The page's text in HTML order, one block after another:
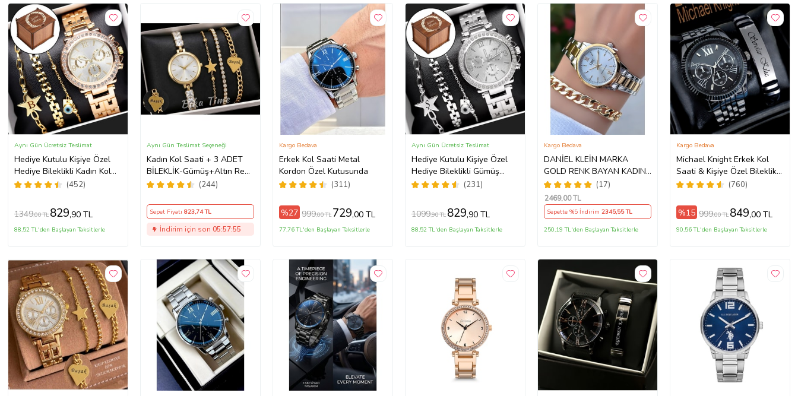
Hediye Kutulu Kişiye Özel
Hediye Bileklikli Kadın Kol
Saati Özel Kutusunda (Gold)
(452)
Aynı Gün Ücretsiz Teslimat
1349,00 TL 829,90 TL
88,52 TL'den Başlayan Taksitlerle
Kadın Kol Saati + 3 ADET
BİLEKLİK-Gümüş+Altın Renk
Seçeneği ayarlanabilir
BİLEKLİK HEDİYE Altın Renk
- Kız Arkadaşa hediye (Altın)
(244)
Aynı Gün Teslimat Seçeneği
Sepet Fiyatı 823,74 TL
İndirim için son 05:57:54
Erkek Kol Saati Metal
Kordon Özel Kutusunda
(311)
Kargo Bedava
%27 999,00 TL 729,00 TL
77,76 TL'den Başlayan Taksitlerle
Hediye Kutulu Kişiye Özel
Hediye Bileklikli Gümüş
Kadın Kol Saati Özel
(231)
Aynı Gün Ücretsiz Teslimat
1099,90 TL 829,90 TL
88,52 TL'den Başlayan Taksitlerle
DANİEL KLEİN MARKA
GOLD RENK BAYAN KADIN
SAAT AKSESUAR BİLEKLİK
HEDİYELİ
(17)
Kargo Bedava
2469,00 TL
Sepette %5 İndirim2345,55 TL
250,19 TL'den Başlayan Taksitlerle
Michael Knight Erkek Kol
Saati & Kişiye Özel Bileklik
Hediye Seti Mk(760)
Kargo Bedava
%15 999,00 TL 849,00 TL
90,56 TL'den Başlayan Taksitlerle